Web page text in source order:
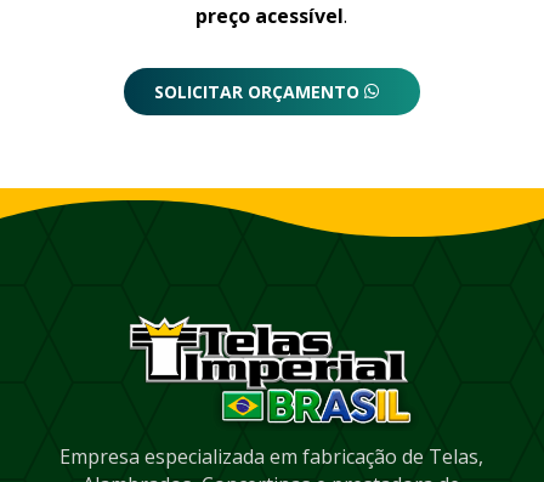
preço acessível.
SOLICITAR ORÇAMENTO
Empresa especializada em fabricação de Telas,